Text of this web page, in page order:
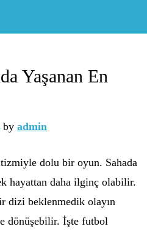
Yaşanan En
by admin
dolu bir oyun. Sahada
hayattan daha ilginç olabilir.
dizi beklenmedik olayın
dönüşebilir. İşte futbol